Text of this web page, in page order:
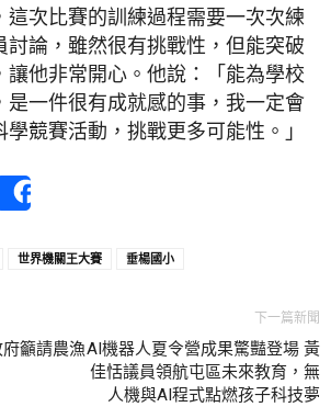
這次比賽的訓練過程需要一次次練
討論，雖然很有挑戰性，但能突破
讓他非常開心。他說：「能為學校
是一件很有成就感的事，我一定會
競賽活動，挑戰更多可能性。」
世界機關王大賽 垂楊國小
籲請農漁
下一篇新聞
AI機器人夏令營成果驚豔登場 黃
佳恬議員領航屯區未來教育，無
人機與AI程式點燃孩子科技夢